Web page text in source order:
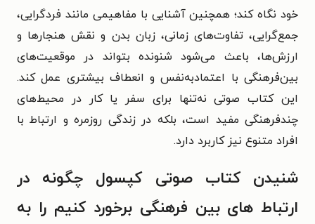
خود نگاه کند؛ همچنین آشنایی با مفاهیمی مانند فردگرایی،
جمع‌گرایی، تفاوت‌های زمانی، زبان بدن و نقش هنجارها و
ارزش‌ها، باعث می‌شود شنونده بتواند در موقعیت‌های
بین‌فرهنگی با اعتمادبه‌نفس و انعطاف بیشتری عمل کند.
این کتاب صوتی نه‌تنها برای سفر یا کار در محیط‌های
چندفرهنگی مفید است، بلکه در زندگی روزمره و ارتباط با
افراد متنوع نیز کاربرد دارد.
شنیدن کتاب صوتی کپسول چگونه در
ارتباط‌ های بین‌ فرهنگی برخورد کنیم را به